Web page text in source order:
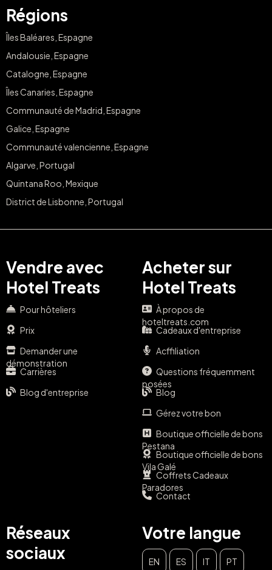
Régions
Îles Baléares, Espagne
Andalousie, Espagne
Catalogne, Espagne
Îles Canaries, Espagne
Communauté de Madrid, Espagne
Galice, Espagne
Communauté valencienne, Espagne
Algarve, Portugal
Quintana Roo, Mexique
District de Lisbonne, Portugal
Vendre avec
Hotel Treats
Pour hôteliers
Prix
Demander une
démonstration
Carrières
Blog d'entreprise
Acheter sur
Hotel Treats
À propos de
hoteltreats.com
Cadeaux d'entreprise
Acffiliation
Questions fréquemment
posées
Blog
Gérez votre bon
Boutique officielle de bons
Pestana
Boutique officielle de bons
Vila Galé
Coffrets Cadeaux
Paradores
Contact
Réseaux
sociaux
Votre langue
EN ES IT PT